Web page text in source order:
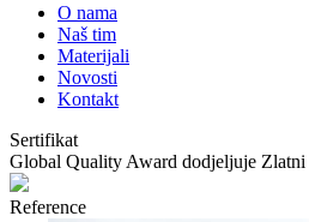
O nama
Naš tim
Materijali
Novosti
Kontakt
Sertifikat
Global Quality Award dodjeljuje Zlatni
Reference